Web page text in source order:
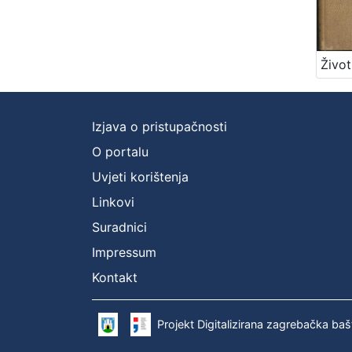
Izjava o pristupačnosti
O portalu
Uvjeti korištenja
Linkovi
Suradnici
Impressum
Kontakt
Projekt Digitalizirana zagrebačka